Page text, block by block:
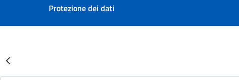
Protezione dei dati
Risultati della Ricerca - Eventi